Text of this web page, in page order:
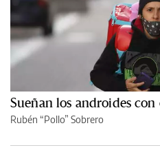
Sueñan los androides con
Rubén “Pollo” Sobrero